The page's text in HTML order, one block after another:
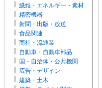
繊維・エネルギー・素材
精密機器
新聞・出版・放送
食品関連
商社・流通業
自動車・自動車部品
国・自治体・公共機関
広告・デザイン
建築・土木